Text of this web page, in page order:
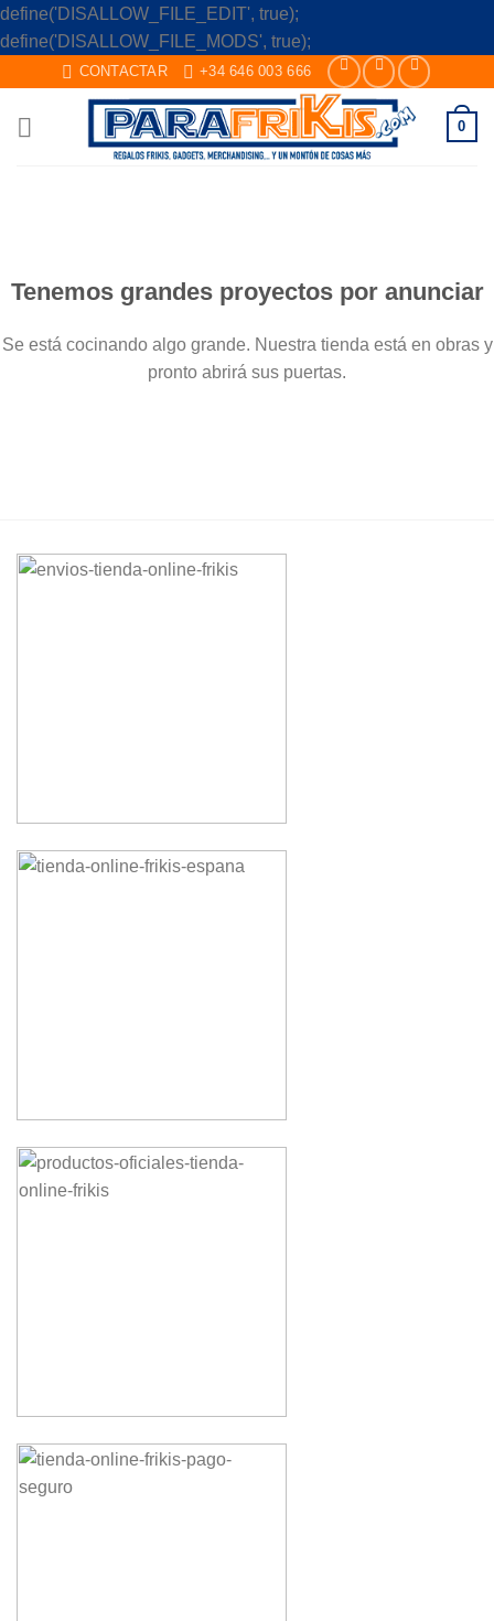
define('DISALLOW_FILE_EDIT', true);
define('DISALLOW_FILE_MODS', true);
to
content
CONTACTAR +34 646 003 666
0
Tenemos grandes proyectos por anunciar
Se está cocinando algo grande. Nuestra tienda está en obras y
pronto abrirá sus puertas.